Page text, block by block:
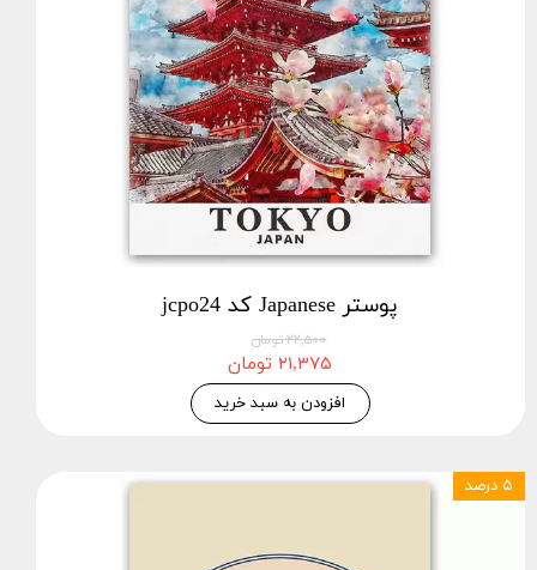
پوستر Japanese کد jcpo24
۲۲,۵۰۰ تومان
۲۱,۳۷۵ تومان
افزودن به سبد خرید
۵ درصد